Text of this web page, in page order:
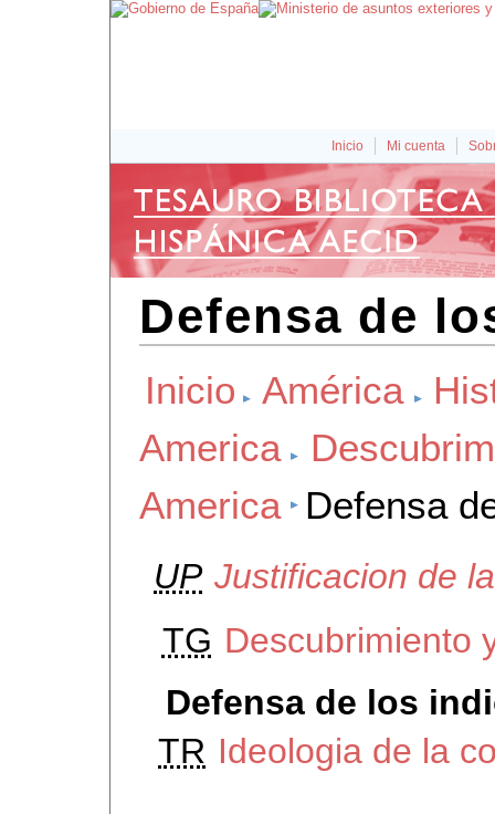
Inicio Mi cuenta
Defensa de
Inicio América
America
America
Defensa
UP Justificacion de
TG Descubrimiento
Defensa de los
TR Ideologia de la